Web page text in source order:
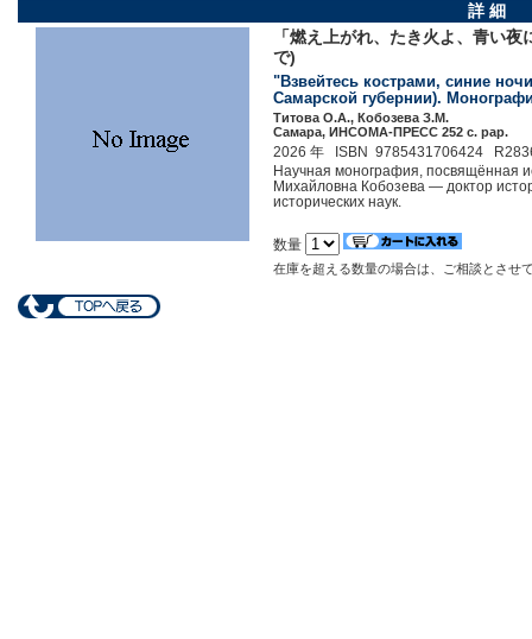
詳 細
「燃え上がれ、たき火よ、青い
で)
"Взвейтесь кострами, синие
Самарской губернии).
Титова О.А., Кобозева З.М.
Самара, ИНСОМА-ПРЕСС 252 c. pap.
2026 年 ISBN 9785431706424
Научная монография, посвящённая
Михайловна Кобозева — доктор
исторических наук.
数量
在庫を超える数量の場合は、ご相談とさせ